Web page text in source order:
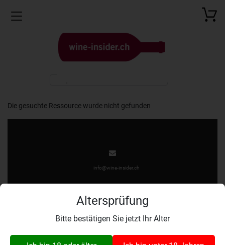
Altersprüfung
Bitte bestätigen Sie jetzt Ihr Alter
Toggle navigation
Die gesuchte Ressource wurde nicht gefunden
info@wine-insider.ch
Wynaustrasse 1
4912 Aarwangen